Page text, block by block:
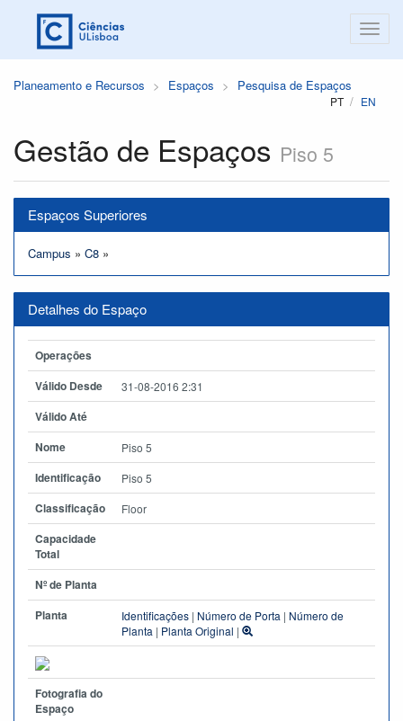
Planeamento e Recursos Espaços Pesquisa de Espaços
PT EN
Gestão de Espaços Piso 5
Espaços Superiores
Campus » C8 »
Detalhes do Espaço
Operações
Válido Desde
31-08-2016 2:31
Válido Até
Nome
Piso 5
Identificação Piso 5
Classificação Floor
Capacidade
Total
Nº de Planta
Planta
Identificações | Número de Porta | Número de
Planta | Planta Original |
Fotografia do
Espaço